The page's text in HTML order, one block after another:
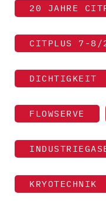
20 JAHRE
CITPLUS 7-8/
DICHTIGKEIT
FLOWSERVE
KRYOTECHNIK